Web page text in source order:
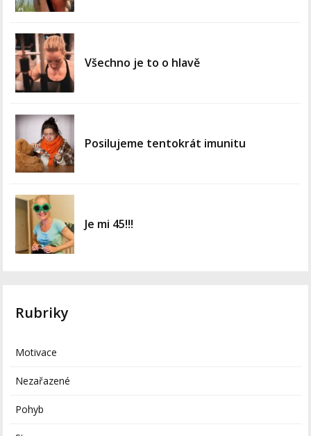
Všechno je to o hlavě
Posilujeme tentokrát imunitu
Je mi 45!!!
Rubriky
Motivace
Nezařazené
Pohyb